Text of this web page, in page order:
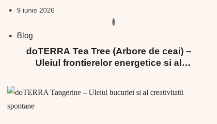
9 iunie 2026
Blog
doTERRA Tea Tree (Arbore de ceai) –
Uleiul frontierelor energetice si al